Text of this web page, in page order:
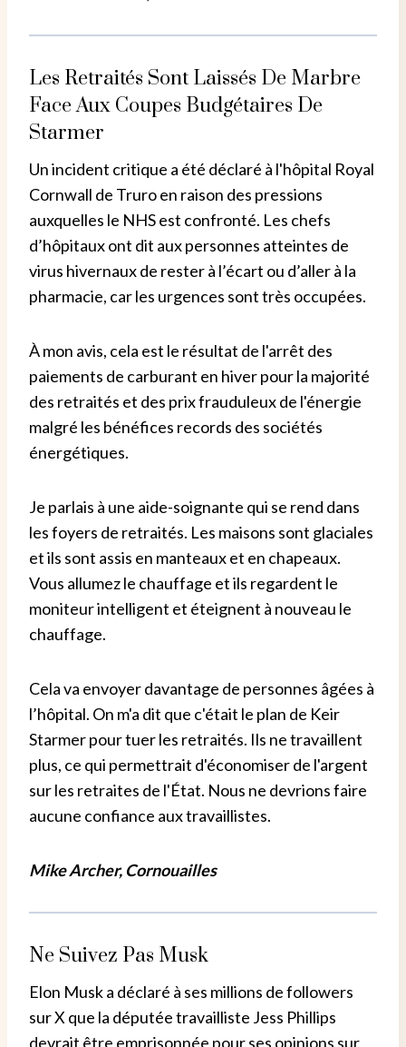
Les Retraités Sont Laissés De Marbre
Face Aux Coupes Budgétaires De
Starmer
Un incident critique a été déclaré à l'hôpital Royal
Cornwall de Truro en raison des pressions
auxquelles le NHS est confronté. Les chefs
d’hôpitaux ont dit aux personnes atteintes de
virus hivernaux de rester à l’écart ou d’aller à la
pharmacie, car les urgences sont très occupées.
À mon avis, cela est le résultat de l'arrêt des
paiements de carburant en hiver pour la majorité
des retraités et des prix frauduleux de l'énergie
malgré les bénéfices records des sociétés
énergétiques.
Je parlais à une aide-soignante qui se rend dans
les foyers de retraités. Les maisons sont glaciales
et ils sont assis en manteaux et en chapeaux.
Vous allumez le chauffage et ils regardent le
moniteur intelligent et éteignent à nouveau le
chauffage.
Cela va envoyer davantage de personnes âgées à
l’hôpital. On m'a dit que c'était le plan de Keir
Starmer pour tuer les retraités. Ils ne travaillent
plus, ce qui permettrait d'économiser de l'argent
sur les retraites de l'État. Nous ne devrions faire
aucune confiance aux travaillistes.
Mike Archer, Cornouailles
Ne Suivez Pas Musk
Elon Musk a déclaré à ses millions de followers
sur X que la députée travailliste Jess Phillips
devrait être emprisonnée pour ses opinions sur